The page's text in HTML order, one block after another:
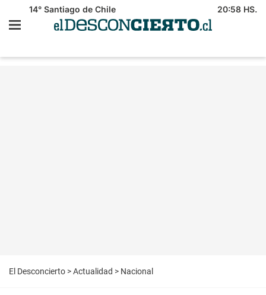
14° Santiago de Chile 20:58 HS.
El Desconcierto >Actualidad > Nacional